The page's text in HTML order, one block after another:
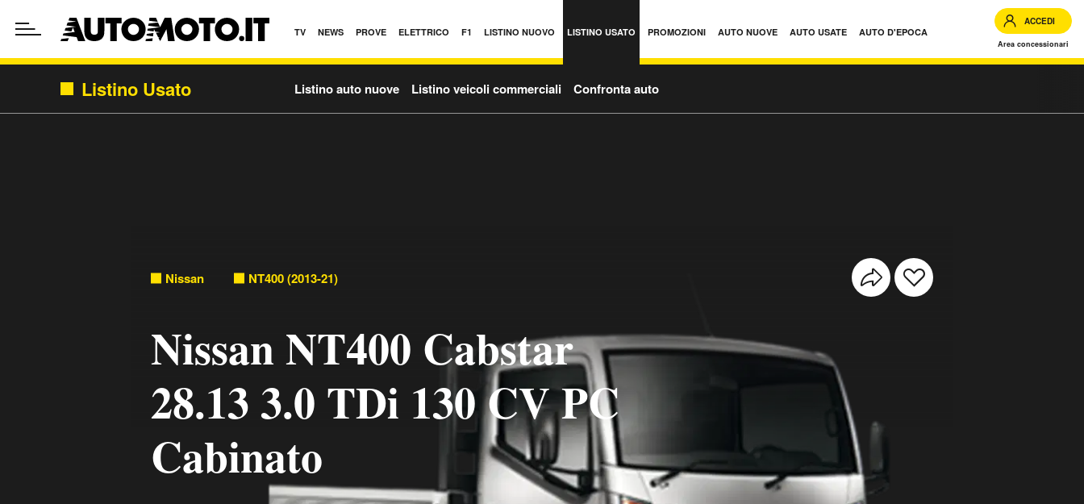
TV NEWS PROVE ELETTRICO F1 LISTINO NUOVO LISTINO USATO PROMOZIONI AUTO NUOVE AUTO USATE AUTO D'EPOCA
ACCEDI
Area concessionari
Listino Usato Listino auto nuove Listino veicoli commerciali Confronta auto
Nissan NT400 (2013-21)
Nissan NT400 Cabstar
28.13 3.0 TDi 130 CV PC
Cabinato